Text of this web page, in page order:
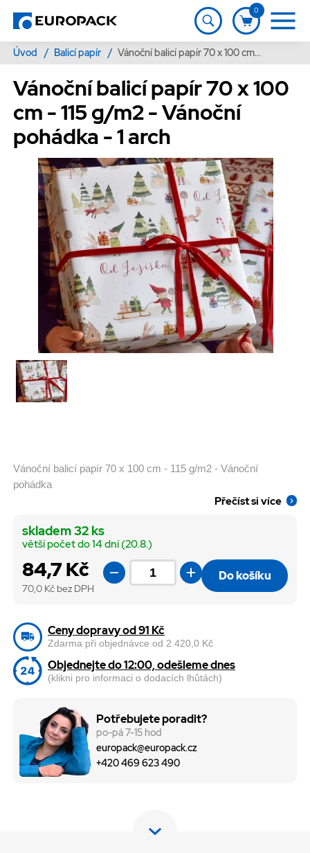
0
Úvod / Balicí papír / Vánoční balicí papír 70 x 100 cm - 115 g/m2 - Vánoční pohádka - 1 arch
Vánoční balicí papír 70 x 100
cm - 115 g/m2 - Vánoční
pohádka - 1 arch
Vánoční balicí papír 70 x 100 cm - 115 g/m2 - Vánoční
pohádka
Přečíst si více
84,7 Kč
70,0 Kč bez DPH
skladem 32 ks
větší počet do 14 dní (20.8.)
Do košíku
Ceny dopravy od 91 Kč
Zdarma při objednávce od 2 420,0 Kč
Objednejte do 12:00, odešleme dnes
(klikni pro informaci o dodacích lhůtách)
Potřebujete poradit?
po-pá 7-15 hod
europack@europack.cz
+420 469 623 490